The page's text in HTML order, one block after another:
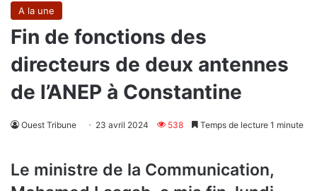
A la une
Fin de fonctions des
directeurs de deux antennes
de l’ANEP à Constantine
Ouest Tribune 23 avril 2024 538 Temps de lecture 1 minute
Le ministre de la Communication,